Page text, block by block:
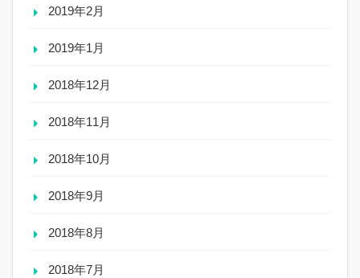
2019年2月
2019年1月
2018年12月
2018年11月
2018年10月
2018年9月
2018年8月
2018年7月